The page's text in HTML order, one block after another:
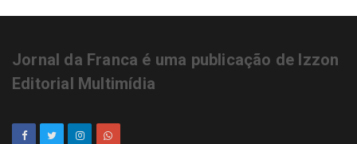
Jornal da Franca é uma publicação de Izzon
Editorial Multimídia